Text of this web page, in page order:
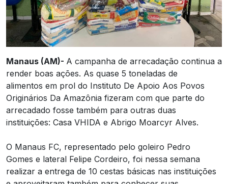
Manaus (AM)- A campanha de arrecadação continua a
render boas ações. As quase 5 toneladas de
alimentos em prol do Instituto De Apoio Aos Povos
Originários Da Amazônia fizeram com que parte do
arrecadado fosse também para outras duas
instituições: Casa VHIDA e Abrigo Moarcyr Alves.
O Manaus FC, representado pelo goleiro Pedro
Gomes e lateral Felipe Cordeiro, foi nessa semana
realizar a entrega de 10 cestas básicas nas instituições